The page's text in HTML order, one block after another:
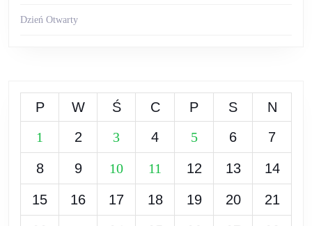
Dzień Otwarty
P W Ś C P S
N
1
2 3 4 5 6 7
8 9 10 11 12 13 14
15 16 17 18 19 20 21